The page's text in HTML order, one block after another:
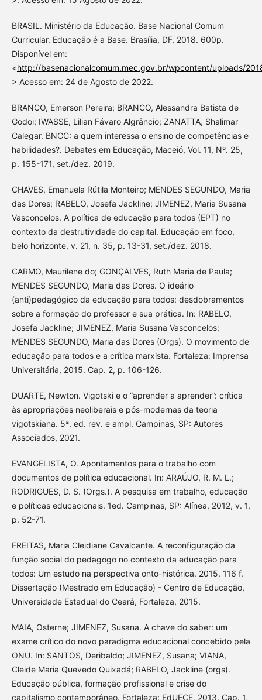
BRASIL. Ministério da Educação. Base Nacional Comum
Curricular. Educação é a Base. Brasília, DF, 2018. 600p.
Disponível em:
<http://basenacionalcomum.mec.gov.br/wpcontent/uploads/
> Acesso em: 24 de Agosto de 2022.
BRANCO, Emerson Pereira; BRANCO, Alessandra Batista de
Godoi; IWASSE, Lilian Fávaro Algrâncio; ZANATTA, Shalimar
Calegar. BNCC: a quem interessa o ensino de competências e
habilidades?. Debates em Educação, Maceió, Vol. 11, Nº. 25,
p. 155-171, set./dez. 2019.
CHAVES, Emanuela Rútila Monteiro; MENDES SEGUNDO, Maria
das Dores; RABELO, Josefa Jackline; JIMENEZ, Maria Susana
Vasconcelos. A política de educação para todos (EPT) no
contexto da destrutividade do capital. Educação em foco,
belo horizonte, v. 21, n. 35, p. 13-31, set./dez. 2018.
CARMO, Maurilene do; GONÇALVES, Ruth Maria de Paula;
MENDES SEGUNDO, Maria das Dores. O ideário
(anti)pedagógico da educação para todos: desdobramentos
sobre a formação do professor e sua prática. In: RABELO,
Josefa Jackline; JIMENEZ, Maria Susana Vasconcelos;
MENDES SEGUNDO, Maria das Dores (Orgs). O movimento de
educação para todos e a crítica marxista. Fortaleza: Imprensa
Universitária, 2015. Cap. 2, p. 106-126.
DUARTE, Newton. Vigotski e o “aprender a aprender”: crítica
às apropriações neoliberais e pós-modernas da teoria
vigotskiana. 5ª. ed. rev. e ampl. Campinas, SP: Autores
Associados, 2021.
EVANGELISTA, O. Apontamentos para o trabalho com
documentos de política educacional. In: ARAÚJO, R. M. L.;
RODRIGUES, D. S. (Orgs.). A pesquisa em trabalho, educação
e políticas educacionais. 1ed. Campinas, SP: Alínea, 2012, v. 1,
p. 52-71.
FREITAS, Maria Cleidiane Cavalcante. A reconfiguração da
função social do pedagogo no contexto da educação para
todos: Um estudo na perspectiva onto-histórica. 2015. 116 f.
Dissertação (Mestrado em Educação) - Centro de Educação,
Universidade Estadual do Ceará, Fortaleza, 2015.
MAIA, Osterne; JIMENEZ, Susana. A chave do saber: um
exame crítico do novo paradigma educacional concebido pela
ONU. In: SANTOS, Deribaldo; JIMENEZ, Susana; VIANA,
Cleide Maria Quevedo Quixadá; RABELO, Jackline (orgs).
Educação pública, formação profissional e crise do
capitalismo contemporâneo. Fortaleza: EdUECE, 2013. Cap. 1,